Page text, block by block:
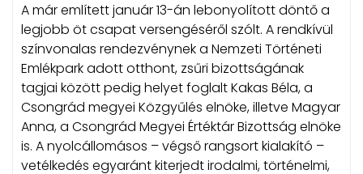
A már említett január 13-án lebonyolított döntő a
legjobb öt csapat versengéséről szólt. A rendkívül
színvonalas rendezvénynek a Nemzeti Történeti
Emlékpark adott otthont, zsűri bizottságának
tagjai között pedig helyet foglalt Kakas Béla, a
Csongrád megyei Közgyűlés elnöke, illetve Magyar
Anna, a Csongrád Megyei Értéktár Bizottság elnöke
is. A nyolcállomásos – végső rangsort kialakító –
vetélkedés egyaránt kiterjedt irodalmi, történelmi,